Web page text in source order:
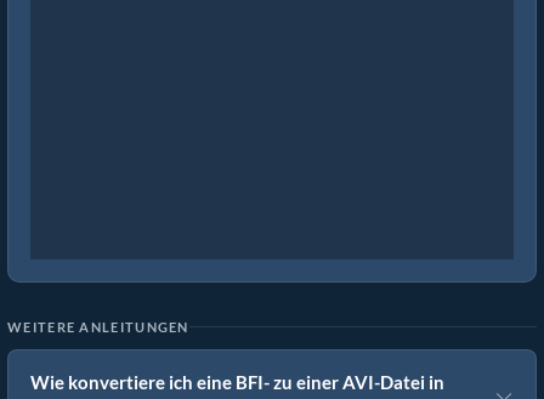
WEITERE ANLEITUNGEN
Wie konvertiere ich eine BFI- zu einer AVI-Datei in